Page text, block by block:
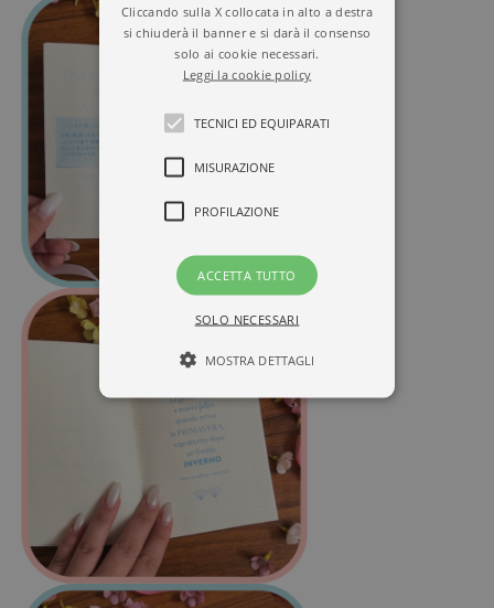
Cliccando sulla X collocata in alto a destra
si chiuderà il banner e si darà il consenso
solo ai cookie necessari.
Leggi la cookie policy
TECNICI ED EQUIPARATI
MISURAZIONE
PROFILAZIONE
ACCETTA TUTTO
SOLO NECESSARI
MOSTRA DETTAGLI
Tecnici ed equiparati
Profilazione
I cookie tecnici sono strettamente
necessari, consentono la funzionalità
del sito Web principale come l'accesso
degli utenti e la gestione dell'account. Il
sito Web non può essere utilizzato
correttamente senza i cookie